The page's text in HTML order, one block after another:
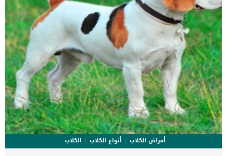
أمراض الكلاب أنواع الكلاب
الكلاب